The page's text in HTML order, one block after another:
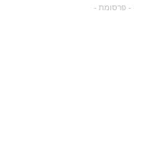
- פרסומת -